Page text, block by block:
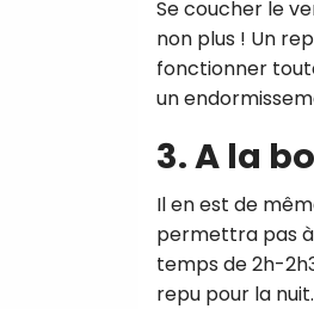
Se coucher le
non plus ! Un
fonctionner
un
3. A la
Il en est de
permettra pas
temps de 2h-
repu pour la nuit.